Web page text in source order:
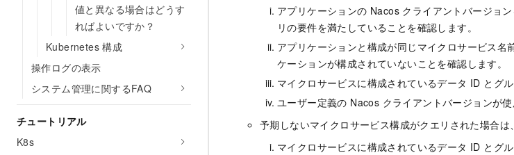
値と異なる場合はどうす
ればよいですか？
Kubernetes 構成
操作ログの表示
システム管理に関するFAQ
チュートリアル
K8s
アプリケーションの Nacos クライアントバージョ
リの要件を満たしていることを確認します。
アプリケーションと構成が同じマイクロサービス
ケーションが構成されていないことを確認します。
マイクロサービスに構成されているデータ ID とグ
ユーザー定義の Nacos クライアントバージョンが
予期しないマイクロサービス構成がクエリされた場合は
マイクロサービスに構成されているデータ ID とグ